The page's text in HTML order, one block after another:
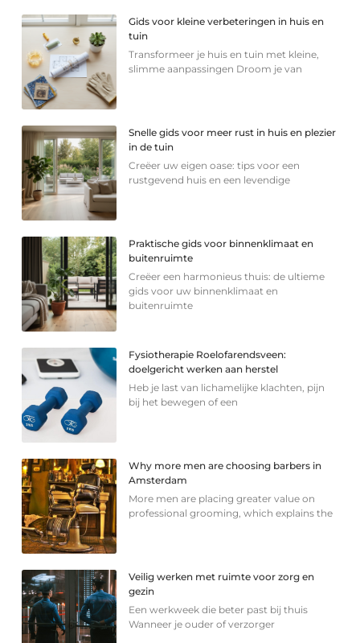
Gids voor kleine verbeteringen in huis en
tuin
Transformeer je huis en tuin met kleine,
slimme aanpassingen Droom je van
Snelle gids voor meer rust in huis en plezier
in de tuin
Creëer uw eigen oase: tips voor een
rustgevend huis en een levendige
Praktische gids voor binnenklimaat en
buitenruimte
Creëer een harmonieus thuis: de ultieme
gids voor uw binnenklimaat en
buitenruimte
Fysiotherapie Roelofarendsveen:
doelgericht werken aan herstel
Heb je last van lichamelijke klachten, pijn
bij het bewegen of een
Why more men are choosing barbers in
Amsterdam
More men are placing greater value on
professional grooming, which explains the
Veilig werken met ruimte voor zorg en
gezin
Een werkweek die beter past bij thuis
Wanneer je ouder of verzorger